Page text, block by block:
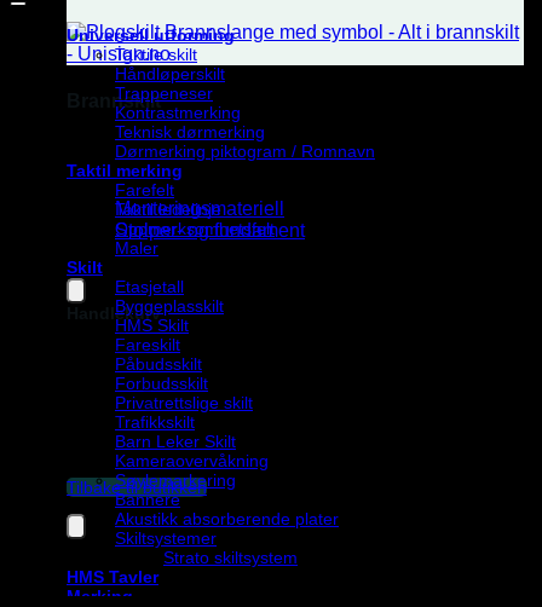
Brannskilt
Se vårt utvalg.
Tilbehør
Monteringsmateriell
Stolper- og fundament
Pakketilbud
Handlekurv
Du har ingen produkter i handlekurven.
Tilbake til butikken
Universell utforming
Taktile skilt
Håndløperskilt
Trappeneser
Kontrastmerking
Teknisk dørmerking
Dørmerking piktogram / Romnavn
Taktil merking
Farefelt
Taktil ledelinje
Oppmerksomhetsfelt
Maler
Skilt
Etasjetall
Byggeplasskilt
HMS Skilt
Fareskilt
Påbudsskilt
Forbudsskilt
Privatrettslige skilt
Trafikkskilt
Barn Leker Skilt
Kameraovervåkning
Søylemarkering
Bannere
Akustikk absorberende plater
Skiltsystemer
Strato skiltsystem
HMS Tavler
Merking